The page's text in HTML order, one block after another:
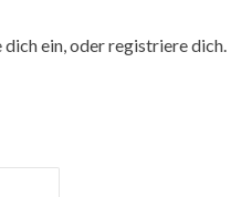
ein, oder registriere dich.